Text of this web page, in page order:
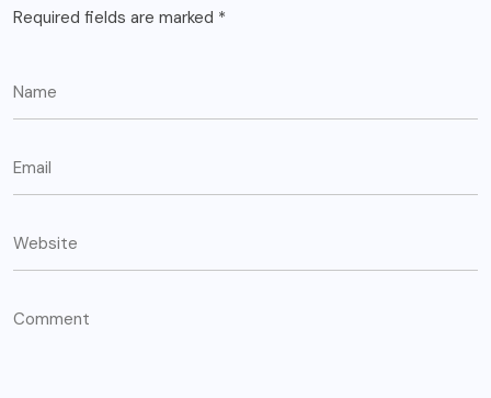
Required fields are marked *